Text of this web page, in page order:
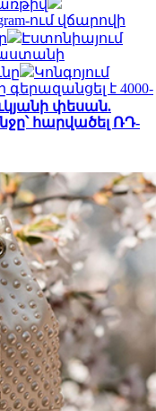
ում վճարովի
Էստոնիայում
Կոնգոյում
է 4000-
փեսան.
հարվածել ՌԴ-